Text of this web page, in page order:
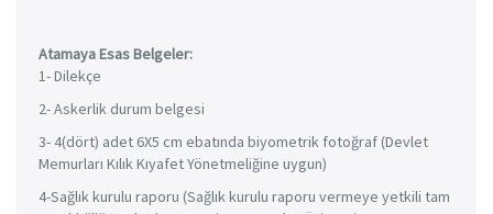
Atamaya Esas Belgeler:
1- Dilekçe
2- Askerlik durum belgesi
3- 4(dört) adet 6X5 cm ebatında biyometrik fotoğraf (Devlet
Memurları Kılık Kıyafet Yönetmeliğine uygun)
4-Sağlık kurulu raporu (Sağlık kurulu raporu vermeye yetkili tam